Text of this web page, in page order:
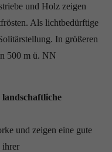
und Holz zeigen
Als lichtbedürftige
In größeren
500 m ü. NN
und zeigen eine gute
ihrer